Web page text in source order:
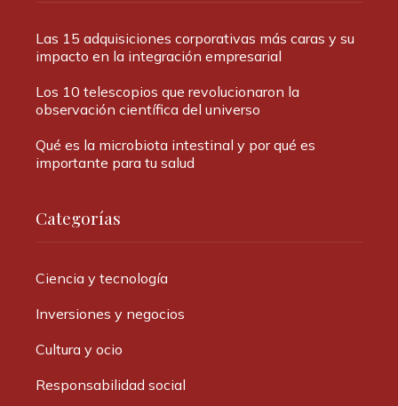
Las 15 adquisiciones corporativas más caras y su
impacto en la integración empresarial
Los 10 telescopios que revolucionaron la
observación científica del universo
Qué es la microbiota intestinal y por qué es
importante para tu salud
Categorías
Ciencia y tecnología
Inversiones y negocios
Cultura y ocio
Responsabilidad social